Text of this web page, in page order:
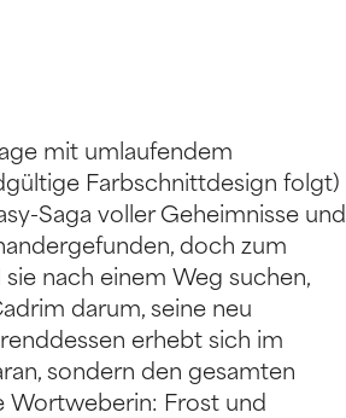
mit umlaufendem
Farbschnittdesign folgt)
Saga voller Geheimnisse und
doch zum
nach einem Weg suchen,
darum, seine neu
erhebt sich im
sondern den gesamten
Wortweberin: Frost und